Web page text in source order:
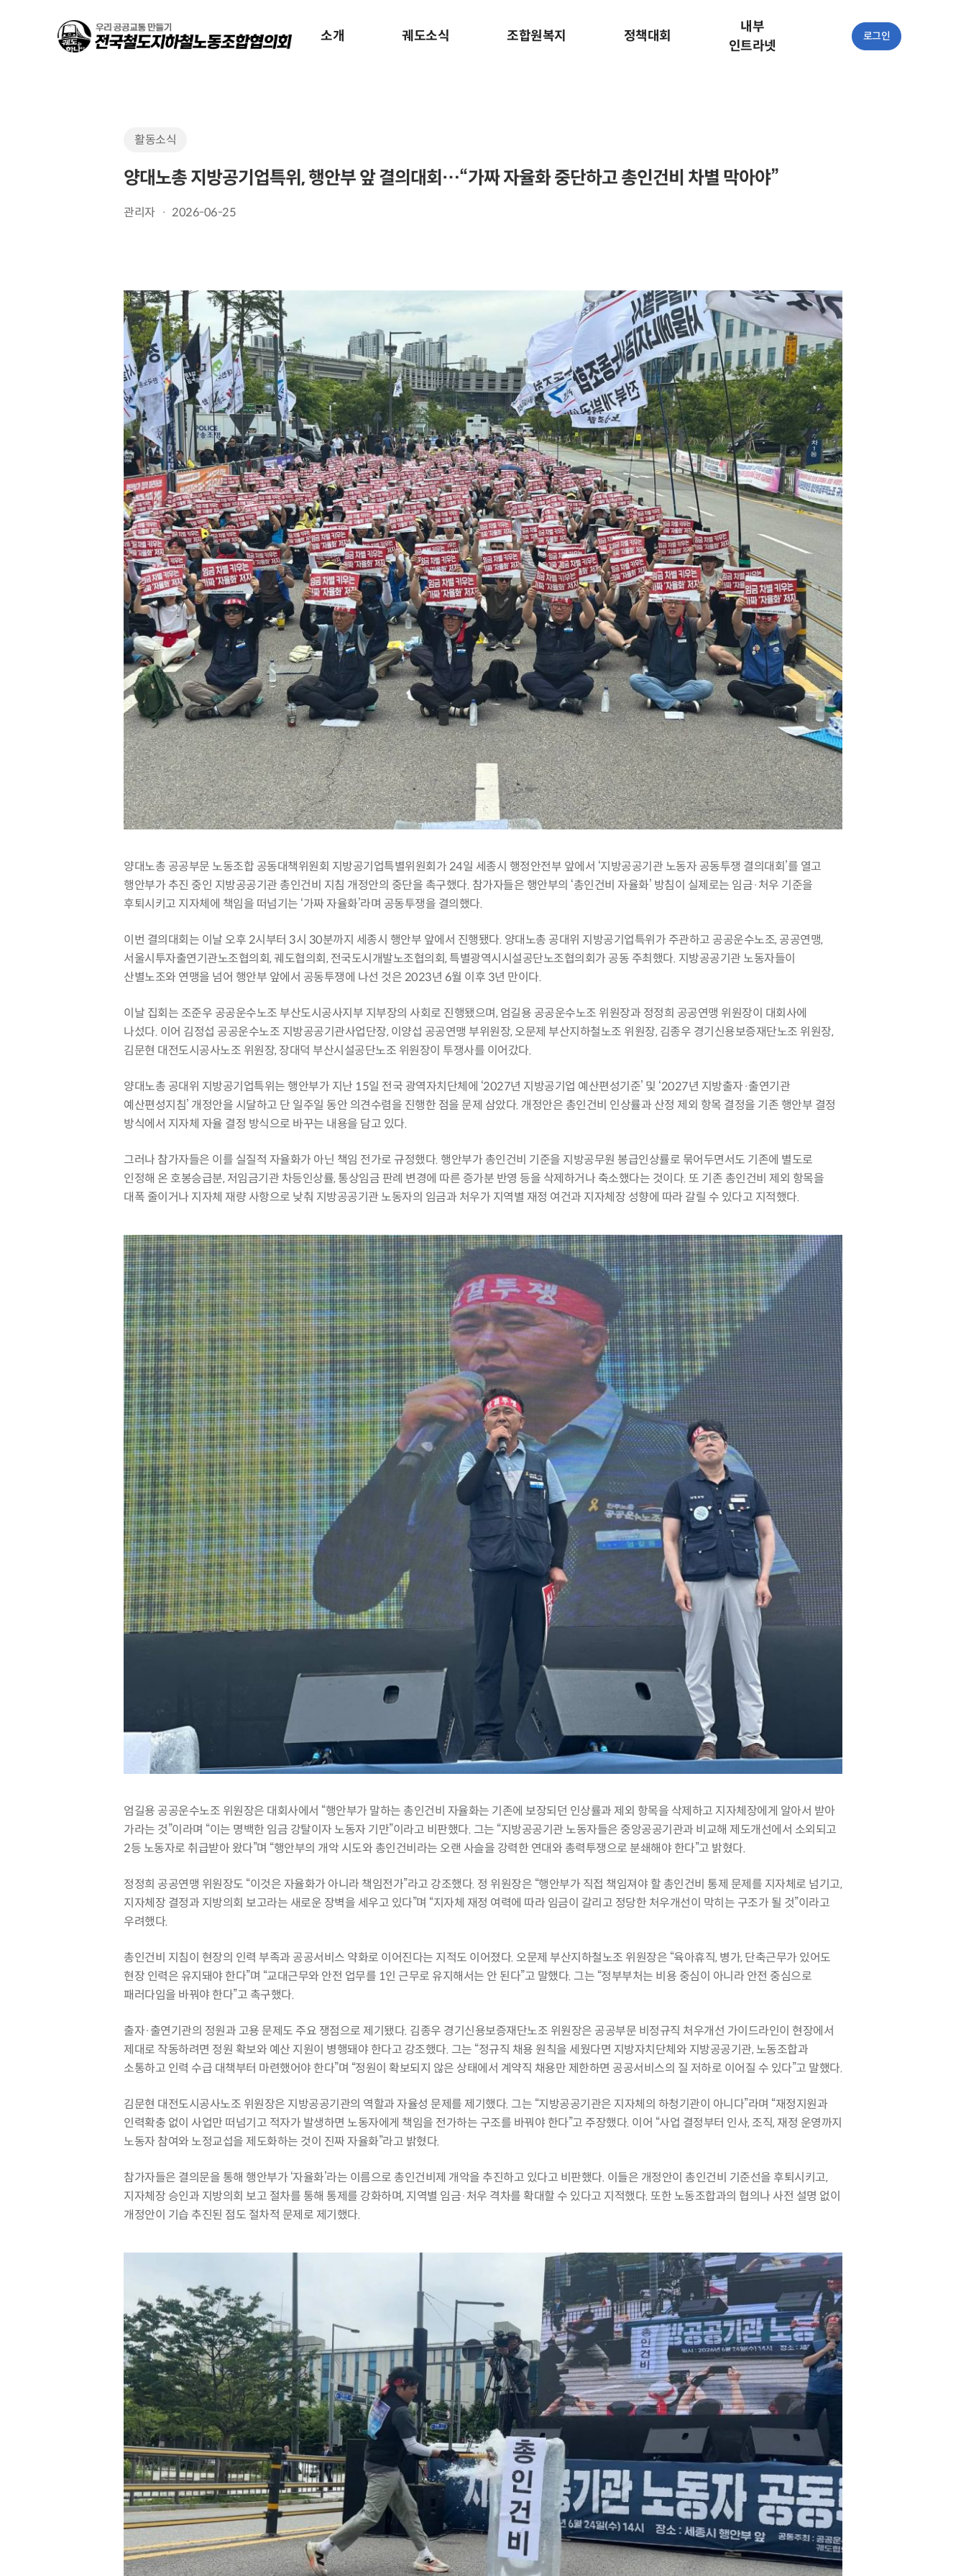
소개 궤도소식 조합원복지 정책대회
내부
인트라넷
로그인
활동소식
양대노총 지방공기업특위, 행안부 앞 결의대회…“가짜 자율화 중단하고 총인건비 차별 막아야”
관리자 2026-06-25
양대노총 공공부문 노동조합 공동대책위원회 지방공기업특별위원회가 24일 세종시 행정안전부 앞에서 ‘지방공공기관 노동자 공동투쟁 결의대회’를 열고
행안부가 추진 중인 지방공공기관 총인건비 지침 개정안의 중단을 촉구했다. 참가자들은 행안부의 ‘총인건비 자율화’ 방침이 실제로는 임금·처우 기준을
후퇴시키고 지자체에 책임을 떠넘기는 ‘가짜 자율화’라며 공동투쟁을 결의했다.
이번 결의대회는 이날 오후 2시부터 3시 30분까지 세종시 행안부 앞에서 진행됐다. 양대노총 공대위 지방공기업특위가 주관하고 공공운수노조, 공공연맹,
서울시투자출연기관노조협의회, 궤도협의회, 전국도시개발노조협의회, 특별광역시시설공단노조협의회가 공동 주최했다. 지방공공기관 노동자들이
산별노조와 연맹을 넘어 행안부 앞에서 공동투쟁에 나선 것은 2023년 6월 이후 3년 만이다.
이날 집회는 조준우 공공운수노조 부산도시공사지부 지부장의 사회로 진행됐으며, 엄길용 공공운수노조 위원장과 정정희 공공연맹 위원장이 대회사에
나섰다. 이어 김정섭 공공운수노조 지방공공기관사업단장, 이양섭 공공연맹 부위원장, 오문제 부산지하철노조 위원장, 김종우 경기신용보증재단노조 위원장,
김문현 대전도시공사노조 위원장, 장대덕 부산시설공단노조 위원장이 투쟁사를 이어갔다.
양대노총 공대위 지방공기업특위는 행안부가 지난 15일 전국 광역자치단체에 ‘2027년 지방공기업 예산편성기준’ 및 ‘2027년 지방출자·출연기관
예산편성지침’ 개정안을 시달하고 단 일주일 동안 의견수렴을 진행한 점을 문제 삼았다. 개정안은 총인건비 인상률과 산정 제외 항목 결정을 기존 행안부 결정
방식에서 지자체 자율 결정 방식으로 바꾸는 내용을 담고 있다.
그러나 참가자들은 이를 실질적 자율화가 아닌 책임 전가로 규정했다. 행안부가 총인건비 기준을 지방공무원 봉급인상률로 묶어두면서도 기존에 별도로
인정해 온 호봉승급분, 저임금기관 차등인상률, 통상임금 판례 변경에 따른 증가분 반영 등을 삭제하거나 축소했다는 것이다. 또 기존 총인건비 제외 항목을
대폭 줄이거나 지자체 재량 사항으로 낮춰 지방공공기관 노동자의 임금과 처우가 지역별 재정 여건과 지자체장 성향에 따라 갈릴 수 있다고 지적했다.
엄길용 공공운수노조 위원장은 대회사에서 “행안부가 말하는 총인건비 자율화는 기존에 보장되던 인상률과 제외 항목을 삭제하고 지자체장에게 알아서 받아
가라는 것”이라며 “이는 명백한 임금 강탈이자 노동자 기만”이라고 비판했다. 그는 “지방공공기관 노동자들은 중앙공공기관과 비교해 제도개선에서 소외되고
2등 노동자로 취급받아 왔다”며 “행안부의 개악 시도와 총인건비라는 오랜 사슬을 강력한 연대와 총력투쟁으로 분쇄해야 한다”고 밝혔다.
정정희 공공연맹 위원장도 “이것은 자율화가 아니라 책임전가”라고 강조했다. 정 위원장은 “행안부가 직접 책임져야 할 총인건비 통제 문제를 지자체로 넘기고,
지자체장 결정과 지방의회 보고라는 새로운 장벽을 세우고 있다”며 “지자체 재정 여력에 따라 임금이 갈리고 정당한 처우개선이 막히는 구조가 될 것”이라고
우려했다.
총인건비 지침이 현장의 인력 부족과 공공서비스 약화로 이어진다는 지적도 이어졌다. 오문제 부산지하철노조 위원장은 “육아휴직, 병가, 단축근무가 있어도
현장 인력은 유지돼야 한다”며 “교대근무와 안전 업무를 1인 근무로 유지해서는 안 된다”고 말했다. 그는 “정부부처는 비용 중심이 아니라 안전 중심으로
패러다임을 바꿔야 한다”고 촉구했다.
출자·출연기관의 정원과 고용 문제도 주요 쟁점으로 제기됐다. 김종우 경기신용보증재단노조 위원장은 공공부문 비정규직 처우개선 가이드라인이 현장에서
제대로 작동하려면 정원 확보와 예산 지원이 병행돼야 한다고 강조했다. 그는 “정규직 채용 원칙을 세웠다면 지방자치단체와 지방공공기관, 노동조합과
소통하고 인력 수급 대책부터 마련했어야 한다”며 “정원이 확보되지 않은 상태에서 계약직 채용만 제한하면 공공서비스의 질 저하로 이어질 수 있다”고 말했다.
김문현 대전도시공사노조 위원장은 지방공공기관의 역할과 자율성 문제를 제기했다. 그는 “지방공공기관은 지자체의 하청기관이 아니다”라며 “재정지원과
인력확충 없이 사업만 떠넘기고 적자가 발생하면 노동자에게 책임을 전가하는 구조를 바꿔야 한다”고 주장했다. 이어 “사업 결정부터 인사, 조직, 재정 운영까지
노동자 참여와 노정교섭을 제도화하는 것이 진짜 자율화”라고 밝혔다.
참가자들은 결의문을 통해 행안부가 ‘자율화’라는 이름으로 총인건비제 개악을 추진하고 있다고 비판했다. 이들은 개정안이 총인건비 기준선을 후퇴시키고,
지자체장 승인과 지방의회 보고 절차를 통해 통제를 강화하며, 지역별 임금·처우 격차를 확대할 수 있다고 지적했다. 또한 노동조합과의 협의나 사전 설명 없이
개정안이 기습 추진된 점도 절차적 문제로 제기했다.